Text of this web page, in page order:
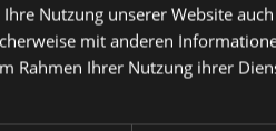
Nutzung unserer Website
mit anderen
Rahmen Ihrer Nutzung ihrer